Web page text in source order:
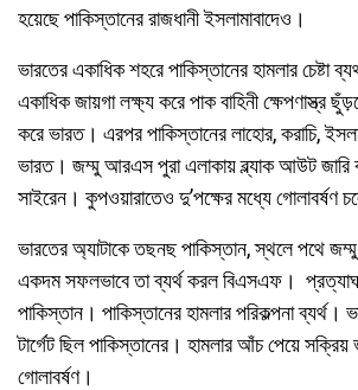
হয়েছে পাকিস্তানের রাজধানী ইসলামাবাদেও।
ভারতের একাধিক শহরে পাকিস্তানের হামলার চেষ্টা
একাধিক জায়গা লক্ষ্য করে পাক বাহিনী ক্ষেপণাস্ত্র
করে ভারত। এরপর পাকিস্তানের লাহোর, করাচি,
ভারত। জম্মু আরএস পুরা এলাকায় ব্ল্যাক আউট জারি
সাইরেন। কুপওয়ারাতেও দু’পক্ষের মধ্যে গোলাবর্ষণ
ভারতের অ্যাটাকে তছনছ পাকিস্তান, স্থলে পথে জম্মু
একদম সফলভাবে তা ব্যর্থ করল বিএসএফ।
পাকিস্তান। পাকিস্তানের হামলার পরিকল্পনা ব্যর্থ।
টার্গেট ছিল পাকিস্তানের। হামলার আঁচ পেয়ে সক্রিয়
গোলাবর্ষণ।